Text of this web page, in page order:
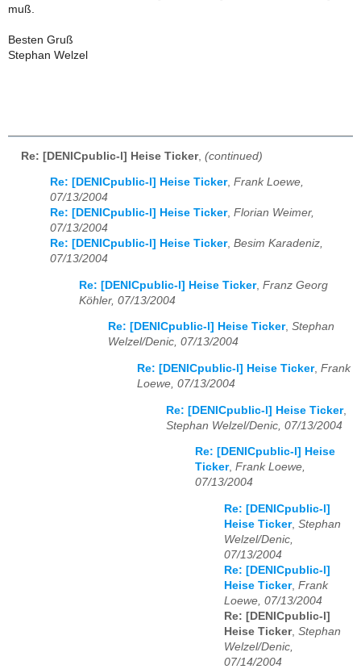
muß.
Besten Gruß
Stephan Welzel
Re: [DENICpublic-l] Heise Ticker, (continued)
Re: [DENICpublic-l] Heise Ticker, Frank Loewe,
07/13/2004
Re: [DENICpublic-l] Heise Ticker, Florian Weimer,
07/13/2004
Re: [DENICpublic-l] Heise Ticker, Besim Karadeniz,
07/13/2004
Re: [DENICpublic-l] Heise Ticker, Franz Georg
Köhler, 07/13/2004
Re: [DENICpublic-l] Heise Ticker, Stephan
Welzel/Denic, 07/13/2004
Re: [DENICpublic-l] Heise Ticker, Frank
Loewe, 07/13/2004
Re: [DENICpublic-l] Heise Ticker,
Stephan Welzel/Denic, 07/13/2004
Re: [DENICpublic-l] Heise
Ticker, Frank Loewe,
07/13/2004
Re: [DENICpublic-l]
Heise Ticker, Stephan
Welzel/Denic,
07/13/2004
Re: [DENICpublic-l]
Heise Ticker, Frank
Loewe, 07/13/2004
Re: [DENICpublic-l]
Heise Ticker, Stephan
Welzel/Denic,
07/14/2004